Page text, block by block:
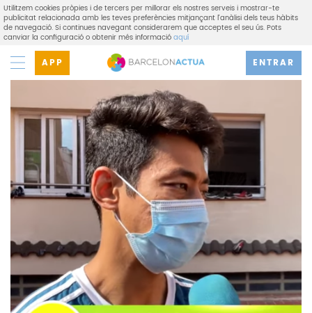
Utilitzem cookies pròpies i de tercers per millorar els nostres serveis i mostrar-te
publicitat relacionada amb les teves preferències mitjançant l'anàlisi dels teus hàbits
de navegació. Si continues navegant considerarem que acceptes el seu ús. Pots
canviar la configuració o obtenir més informacióaquí
APP ENTRAR